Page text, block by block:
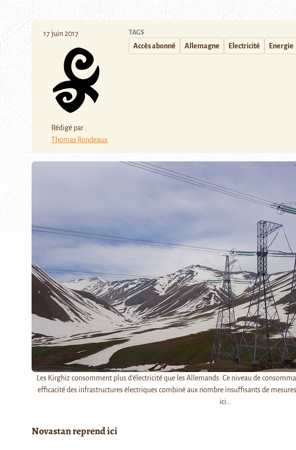
17 juin 2017
Rédigé par :
Thomas Rondeaux
TAGS
Accès abonné Allemagne Electricité Energie
Les Kirghiz consomment plus d’électricité que les Allemands. Ce niveau de
efficacité des infrastructures électriques combiné aux nombre insuffisants de
ici…
Novastan reprend ici